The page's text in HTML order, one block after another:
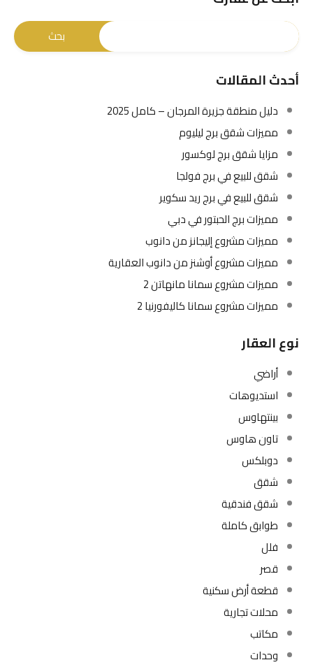
أحدث المقالات
دليل منطقة جزيرة المرجان – كامل 2025
مميزات شقق برج ليليوم
مزايا شقق برج لوكسور
شقق للبيع في برج فولجا
شقق للبيع في برج ريد سكوير
مميزات برج الحبتور في دبي
مميزات مشروع إليجانز من دانوب
مميزات مشروع أوشنز من دانوب العقارية
مميزات مشروع سمانا مانهاتن 2
مميزات مشروع سمانا كاليفورنيا 2
نوع العقار
أراضي
استديوهات
بينتهاوس
تاون هاوس
دوبلكس
شقق
شقق فندقية
طوابق كاملة
فلل
قصر
قطعة أرض سكنية
محلات تجارية
مكاتب
وحدات